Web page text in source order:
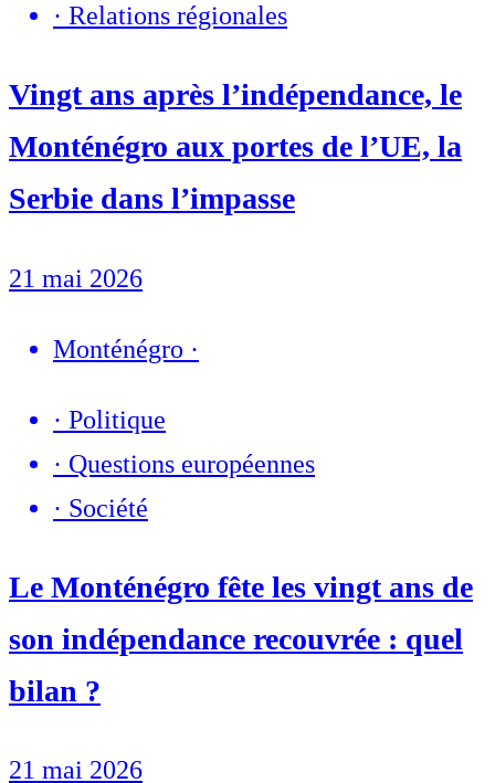
· Relations régionales
Vingt ans après l’indépendance, le
Monténégro aux portes de l’UE, la
Serbie dans l’impasse
21 mai 2026
Monténégro ·
· Politique
· Questions européennes
· Société
Le Monténégro fête les vingt ans de
son indépendance recouvrée : quel
bilan ?
21 mai 2026